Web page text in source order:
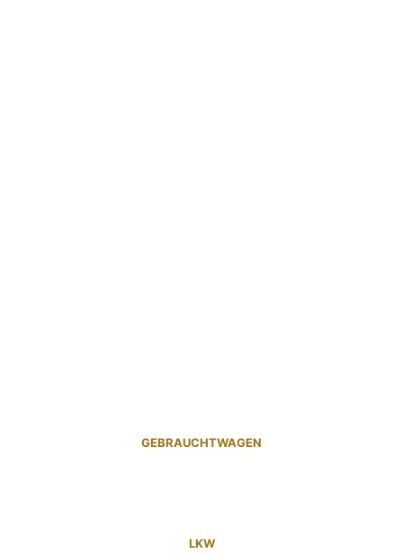
GEBRAUCHTWAGEN
LKW